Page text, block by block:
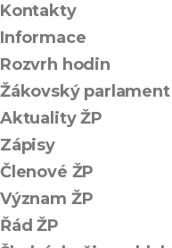
Kontakty
Informace
Rozvrh hodin
Žákovský parlament
Aktuality ŽP
Zápisy
Členové ŽP
Význam ŽP
Řád ŽP